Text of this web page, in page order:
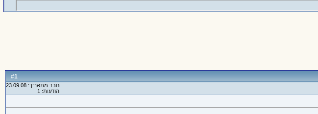
#
1
חבר מתאריך: 23.09.08
הודעות: 1